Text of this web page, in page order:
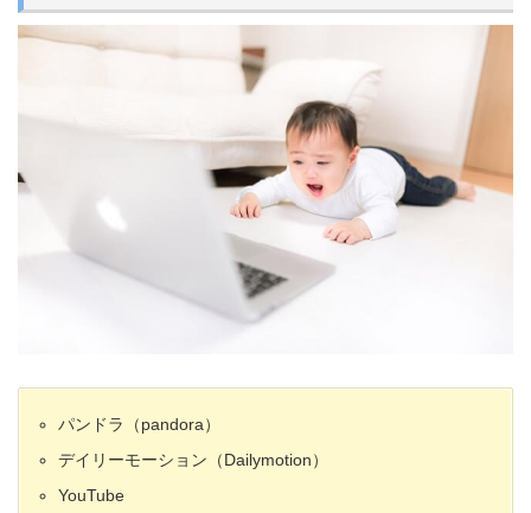
パンドラ（pandora）
デイリーモーション（Dailymotion）
YouTube